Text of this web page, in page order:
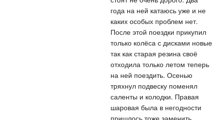
года на ней катаюсь уже и не
каких особых проблем нет.
После этой поездки прикупил
только колёса с дисками новые
так как старая резина своё
отходила только летом теперь
на ней поездить. Осенью
тряхнул подвеску поменял
саленты и колодки. Правая
шаровая была в негодности